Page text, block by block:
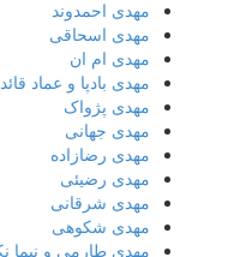
مهدی احمدوند
مهدی اسحاقی
مهدی ام ان
مهدی بادپا و عماد
مهدی پژواک
مهدی جهانی
مهدی رضازاده
مهدی رضیئی
مهدی شرقانی
مهدی شکوهی
مهدی طارمی و نیما